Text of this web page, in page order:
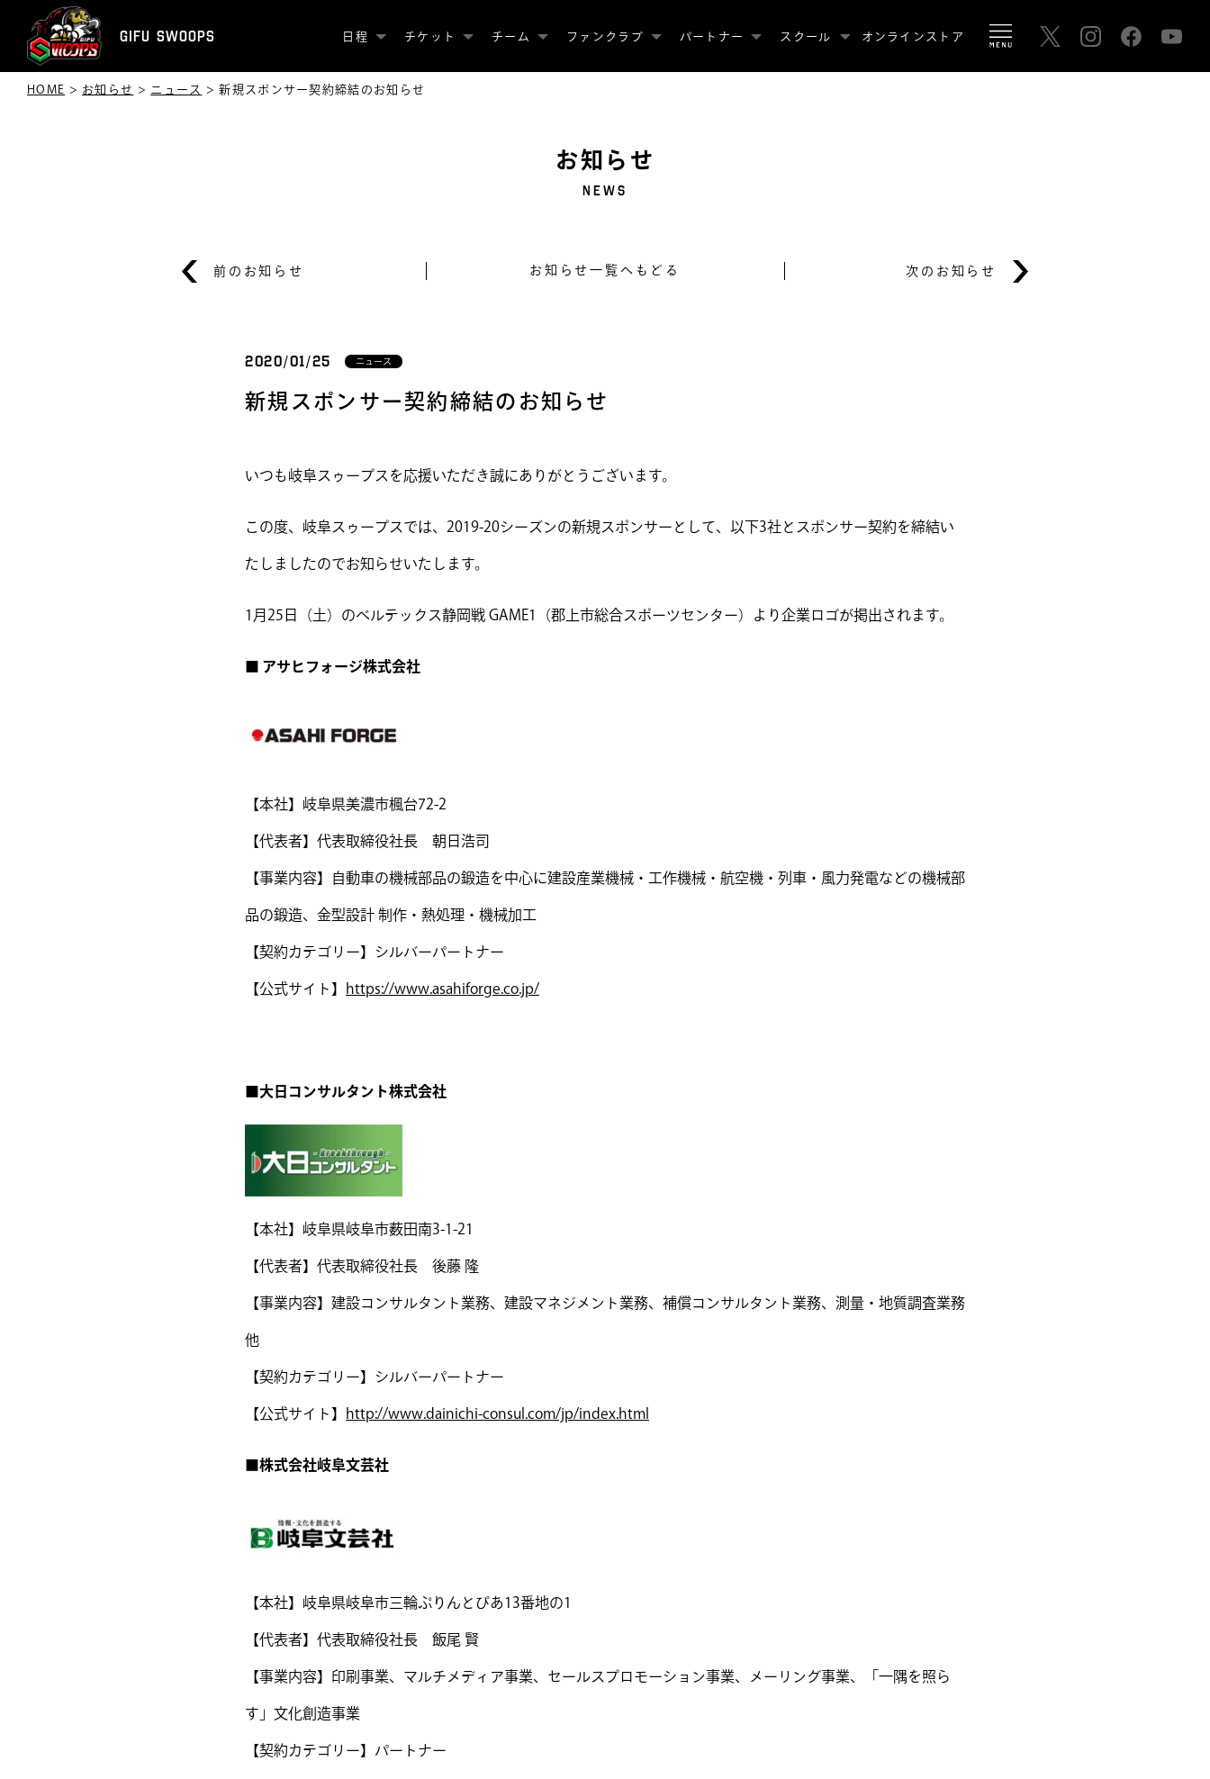
GIFU SWOOPS 日程 チケット チーム ファンクラブ パートナー スクール オンラインストア
HOME > お知らせ > ニュース >新規スポンサー契約締結のお知らせ
お知らせ
NEWS
前のお知らせ お知らせ一覧へもどる 次のお知らせ
2020/01/25 ニュース
新規スポンサー契約締結のお知らせ
いつも岐阜スゥープスを応援いただき誠にありがとうございます。
この度、岐阜スゥープスでは、2019-20シーズンの新規スポンサーとして、以下3社とスポンサー契約を締結い
たしましたのでお知らせいたします。
1月25日（土）のベルテックス静岡戦 GAME1（郡上市総合スポーツセンター）より企業ロゴが掲出されます。
■ アサヒフォージ株式会社
【本社】岐阜県美濃市楓台72-2
【代表者】代表取締役社長 朝日浩司
【事業内容】自動車の機械部品の鍛造を中心に建設産業機械・工作機械・航空機・列車・風力発電などの機械部
品の鍛造、金型設計 制作・熱処理・機械加工
【契約カテゴリー】シルバーパートナー
【公式サイト】 https://www.asahiforge.co.jp/
■大日コンサルタント株式会社
【本社】岐阜県岐阜市薮田南3-1-21
【代表者】代表取締役社長 後藤 隆
【事業内容】建設コンサルタント業務、建設マネジメント業務、補償コンサルタント業務、測量・地質調査業務
他
【契約カテゴリー】シルバーパートナー
【公式サイト】 http://www.dainichi-consul.com/jp/index.html
■株式会社岐阜文芸社
【本社】岐阜県岐阜市三輪ぷりんとぴあ13番地の1
【代表者】代表取締役社長 飯尾 賢
【事業内容】印刷事業、マルチメディア事業、セールスプロモーション事業、メーリング事業、「一隅を照ら
す」文化創造事業
【契約カテゴリー】パートナー